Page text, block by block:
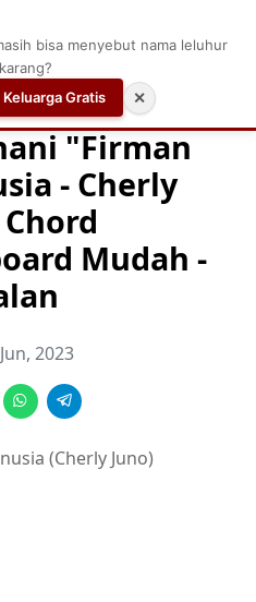
Lagu Rohani Chord Gitar
"Firman
- Cherly
Mudah -
2023
(Cherly Juno)
bisa menyebut nama leluhur
Gratis
✕